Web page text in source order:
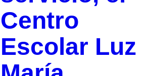
Centro
Escolar Luz